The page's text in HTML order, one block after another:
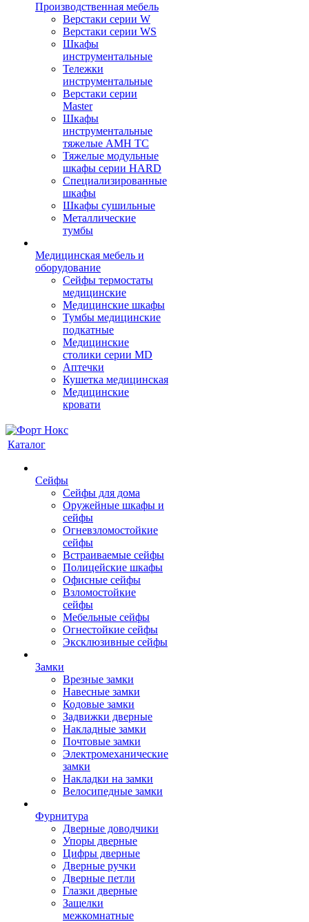
Производственная мебель
Верстаки серии W
Верстаки серии WS
Шкафы
инструментальные
Тележки
инструментальные
Верстаки серии
Master
Шкафы
инструментальные
тяжелые AMH TC
Тяжелые модульные
шкафы серии HARD
Cпециализированные
шкафы
Шкафы сушильные
Металлические
тумбы
Медицинская мебель и
оборудование
Сейфы термостаты
медицинские
Медицинские шкафы
Тумбы медицинские
подкатные
Медицинские
столики серии MD
Аптечки
Кушетка медицинская
Медицинские
кровати
Каталог
Сейфы
Сейфы для дома
Оружейные шкафы и
сейфы
Огневзломостойкие
сейфы
Встраиваемые сейфы
Полицейские шкафы
Офисные сейфы
Взломостойкие
сейфы
Мебельные сейфы
Огнестойкие сейфы
Эксклюзивные сейфы
Замки
Врезные замки
Навесные замки
Кодовые замки
Задвижки дверные
Накладные замки
Почтовые замки
Электромеханические
замки
Накладки на замки
Велосипедные замки
Фурнитура
Дверные доводчики
Упоры дверные
Цифры дверные
Дверные ручки
Дверные петли
Глазки дверные
Защелки
межкомнатные